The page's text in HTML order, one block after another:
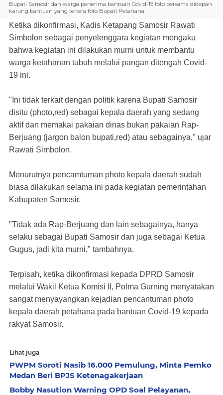
Bupati Samosir dan warga penerima bantuan Covid-19 foto bersama didepan
karung bantuan yang tertera foto Bupati Petahana
Ketika dikonfirmasi, Kadis Ketapang Samosir Rawati
Simbolon sebagai penyelenggara kegiatan mengaku
bahwa kegiatan ini dilakukan murni untuk membantu
warga ketahanan tubuh melalui pangan ditengah Covid-
19 ini.
"Ini tidak terkait dengan politik karena Bupati Samosir
disitu (photo,red) sebagai kepala daerah yang sedang
aktif dan memakai pakaian dinas bukan pakaian Rap-
Berjuang (jargon balon bupati,red) atau sebagainya," ujar
Rawati Simbolon.
Menurutnya pencamtuman photo kepala daerah sudah
biasa dilakukan selama ini pada kegiatan pemerintahan
Kabupaten Samosir.
"Tidak ada Rap-Berjuang dan lain sebagainya, hanya
selaku sebagai Bupati Samosir dan juga sebagai Ketua
Gugus, jadi kita murni," tambahnya.
Terpisah, ketika dikonfirmasi kepada DPRD Samosir
melalui Wakil Ketua Komisi II, Polma Gurning menyatakan
sangat menyayangkan kejadian pencantuman photo
kepala daerah petahana pada bantuan Covid-19 kepada
rakyat Samosir.
Lihat juga
PWPM Soroti Nasib 16.000 Pemulung, Minta Pemko
Medan Beri BPJS Ketenagakerjaan
Bobby Nasution Warning OPD Soal Pelayanan,